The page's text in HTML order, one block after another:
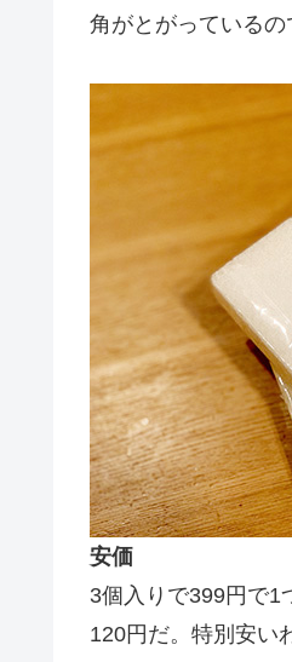
角がとがっているの
安価
3個入りで399円で1
120円だ。特別安い